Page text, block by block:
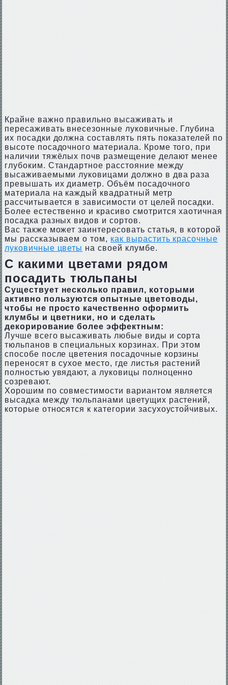
Крайне важно правильно высаживать и
пересаживать внесезонные луковичные. Глубина
их посадки должна составлять пять показателей по
высоте посадочного материала. Кроме того, при
наличии тяжёлых почв размещение делают менее
глубоким. Стандартное расстояние между
высаживаемыми луковицами должно в два раза
превышать их диаметр. Объём посадочного
материала на каждый квадратный метр
рассчитывается в зависимости от целей посадки.
Более естественно и красиво смотрится хаотичная
посадка разных видов и сортов.
Вас также может заинтересовать статья, в которой
мы рассказываем о том, как вырастить красочные
луковичные цветы на своей клумбе.
С какими цветами рядом
посадить тюльпаны
Существует несколько правил, которыми
активно пользуются опытные цветоводы,
чтобы не просто качественно оформить
клумбы и цветники, но и сделать
декорирование более эффектным:
Лучше всего высаживать любые виды и сорта
тюльпанов в специальных корзинах. При этом
способе после цветения посадочные корзины
переносят в сухое место, где листья растений
полностью увядают, а луковицы полноценно
созревают.
Хорошим по совместимости вариантом является
высадка между тюльпанами цветущих растений,
которые относятся к категории засухоустойчивых.